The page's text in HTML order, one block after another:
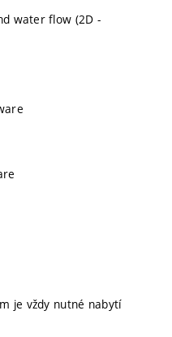
water flow (2D -
je vždy nutné nabytí